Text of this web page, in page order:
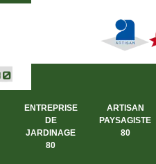
ENTREPRISE
DE
JARDINAGE
80
ARTISAN
PAYSAGISTE
80